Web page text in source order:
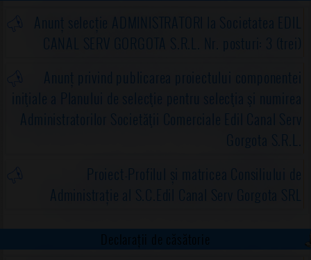
Anunț selecție ADMINISTRATORI la Societatea EDIL
CANAL SERV GORGOTA S.R.L. Nr. posturi: 3 (trei)
Anunț privind publicarea proiectului componentei
iniţiale a Planului de selecţie pentru selecţia şi numirea
Administratorilor Societăţii Comerciale Edil Canal Serv
Gorgota S.R.L.
Proiect-Profilul și matricea Consiliului de
Administrație al S.C.Edil Canal Serv Gorgota SRL
Declarații de căsătorie